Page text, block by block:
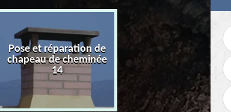
Pose et réparation de
chapeau de cheminée
14
Tubage de cheminée